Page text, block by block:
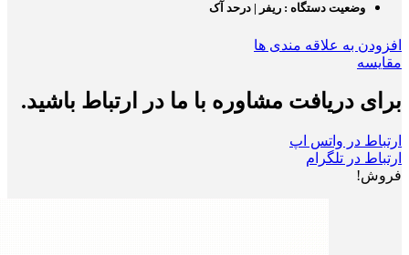
وضعیت دستگاه : ریفر | درحد آک
افزودن به علاقه مندی ها
مقایسه
برای دریافت مشاوره با ما در ارتباط باشید.
ارتباط در واتس اپ
ارتباط در تلگرام
فروش!